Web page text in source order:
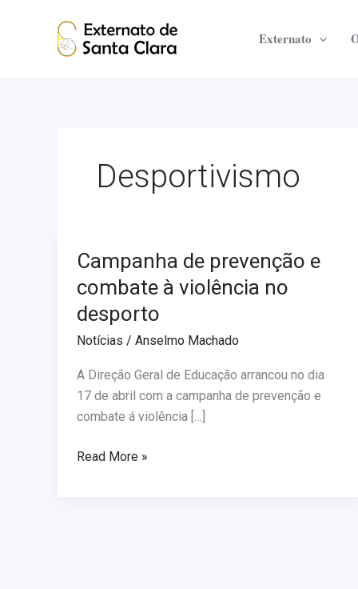
Externato
Desportivismo
Campanha de prevenção e
combate à violência no
desporto
Notícias / Anselmo Machado
A Direção Geral de Educação arrancou no dia
17 de abril com a campanha de prevenção e
combate á violência […]
Campanha
prevenção
e
combate
violência
no
desporto
Read More »